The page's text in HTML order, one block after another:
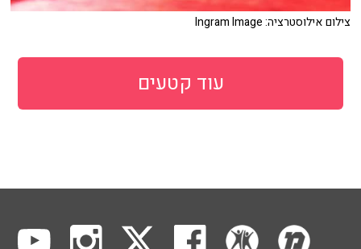
צילום אילוסטרציה: Ingram Image
עוד קטעים